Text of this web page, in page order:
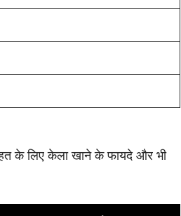
के लिए केला खाने के फायदे और भी